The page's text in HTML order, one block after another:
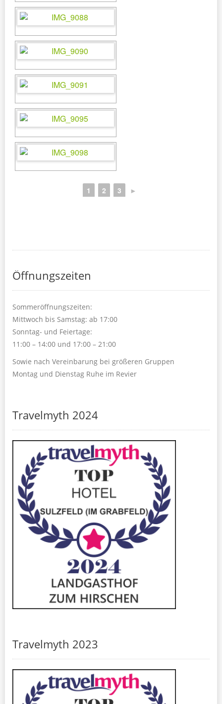
1 2 3 ►
Öffnungszeiten
Sommeröffnungszeiten:
Mittwoch bis Samstag: ab 17:00
Sonntag- und Feiertage:
11:00 – 14:00 und 17:00 – 21:00
Sowie nach Vereinbarung bei größeren Gruppen
Montag und Dienstag Ruhe im Revier
Travelmyth 2024
Travelmyth 2023